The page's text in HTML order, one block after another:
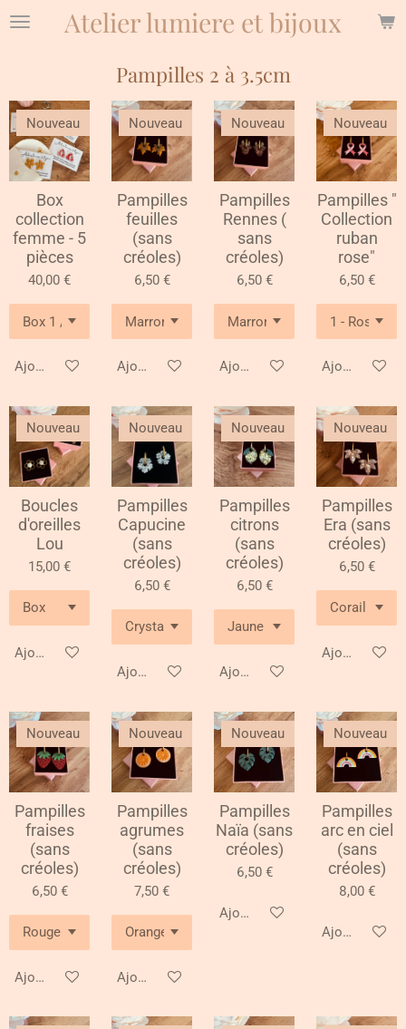
Passer
Atelier lumiere et bijoux
Pampilles 2 à 3.5cm
Nouveau
Box
collection
femme - 5
pièces
40,00 €
Ajouter au panier
Nouveau
Pampilles
feuilles
(sans
créoles)
6,50 €
Ajouter au panier
Nouveau
Pampilles
Rennes (
sans
créoles)
6,50 €
Ajouter au panier
Nouveau
Pampilles "
Collection
ruban
rose"
6,50 €
Ajouter au
Nouveau
Boucles
d'oreilles
Lou
15,00 €
Ajouter au panier
Nouveau
Pampilles
Capucine
(sans
créoles)
6,50 €
Ajouter au panier
Nouveau
Pampilles
citrons
(sans
créoles)
6,50 €
Ajouter au panier
Nouveau
Pampilles
Era (sans
créoles)
6,50 €
Ajouter au
Nouveau
Pampilles
fraises
(sans
créoles)
6,50 €
Ajouter au panier
Nouveau
Pampilles
agrumes
(sans
créoles)
7,50 €
Ajouter au panier
Nouveau
Pampilles
Naïa (sans
créoles)
6,50 €
Ajouter au panier
Nouveau
Pampilles
arc en ciel
(sans
créoles)
8,00 €
Ajouter au